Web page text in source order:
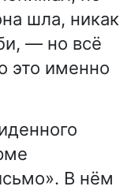
шла, никак
— но всё
это именно
В нём